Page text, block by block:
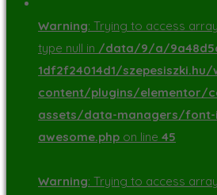
Warning: Trying to access
type null in /data/9/a/
1df2f24014d1/
content/plugins/elementor/
assets/data-managers/
awesome.php on line 45
Warning: Trying to access